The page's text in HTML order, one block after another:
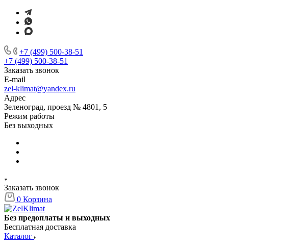
+7 (499) 500-38-51
+7 (499) 500-38-51
Заказать звонок
E-mail
zel-klimat@yandex.ru
Адрес
Зеленоград, проезд № 4801, 5
Режим работы
Без выходных
Заказать звонок
0 Корзина
Без предоплаты и выходных
Бесплатная доставка
Каталог